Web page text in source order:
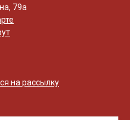
79а
на рассылку